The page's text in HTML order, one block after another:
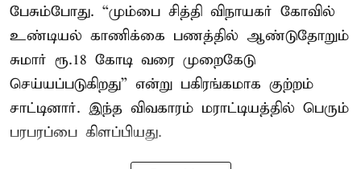
பேசும்போது. “மும்பை சித்தி விநாயகர் கோவில்
உண்டியல் காணிக்கை பணத்தில் ஆண்டுதோறும்
சுமார் ரூ.18 கோடி வரை முறைகேடு
செய்யப்படுகிறது” என்று பகிரங்கமாக குற்றம்
சாட்டினார். இந்த விவகாரம் மராட்டியத்தில் பெரும்
பரபரப்பை கிளப்பியது.